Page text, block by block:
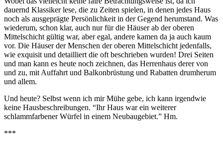
dauernd Klassiker lese, die zu Zeiten spielen, in denen jedes Haus
noch als ausgeprägte Persönlichkeit in der Gegend herumstand. Was
wiederum, schon klar, auch nur für die Häuser ab der oberen
Mittelschicht gültig war, aber egal, andere kamen da ja auch kaum
vor. Die Häuser der Menschen der oberen Mittelschicht jedenfalls,
wie exquisit und detailliert die oft beschrieben wurden! Drei Seiten
und man kann es heute noch zeichnen, das Herrenhaus derer von
und zu, mit Auffahrt und Balkonbrüstung und Rabatten drumherum
und allem.
Und heute? Selbst wenn ich mir Mühe gebe, ich kann irgendwie
keine Hausbeschreibungen. “Ihr Haus war ein weiterer
schlammfarbener Würfel in einem Neubaugebiet.” Hm.
***